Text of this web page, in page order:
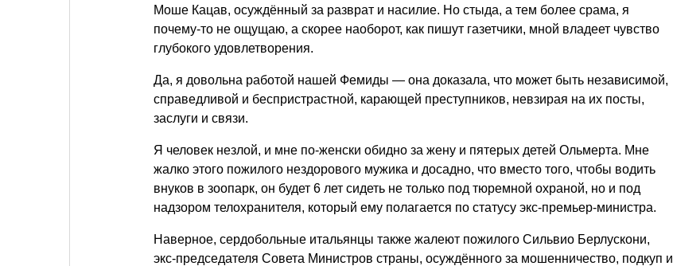
Моше Кацав, осуждённый за разврат и насилие. Но стыда, а тем более срама, я
почему-то не ощущаю, а скорее наоборот, как пишут газетчики, мной владеет чувство
глубокого удовлетворения.
Да, я довольна работой нашей Фемиды — она доказала, что может быть независимой,
справедливой и беспристрастной, карающей преступников, невзирая на их посты,
заслуги и связи.
Я человек незлой, и мне по-женски обидно за жену и пятерых детей Ольмерта. Мне
жалко этого пожилого нездорового мужика и досадно, что вместо того, чтобы водить
внуков в зоопарк, он будет 6 лет сидеть не только под тюремной охраной, но и под
надзором телохранителя, который ему полагается по статусу экс-премьер-министра.
Наверное, сердобольные итальянцы также жалеют пожилого Сильвио Берлускони,
экс-председателя Совета Министров страны, осуждённого за мошенничество, подкуп и